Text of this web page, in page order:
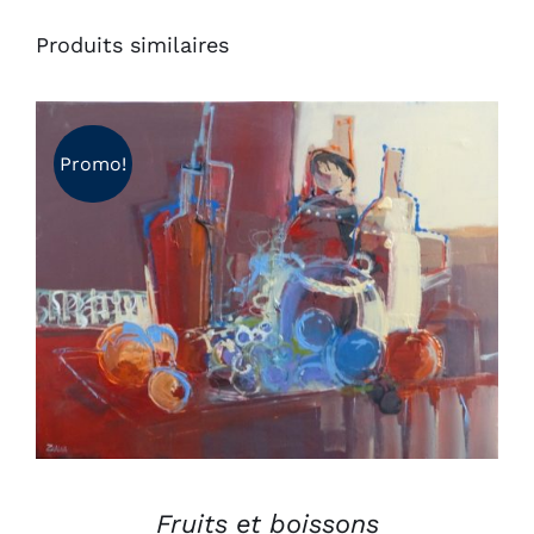
Produits similaires
Promo!
AJOUTER AU PANIER
/
DÉTAILS
Fruits et boissons